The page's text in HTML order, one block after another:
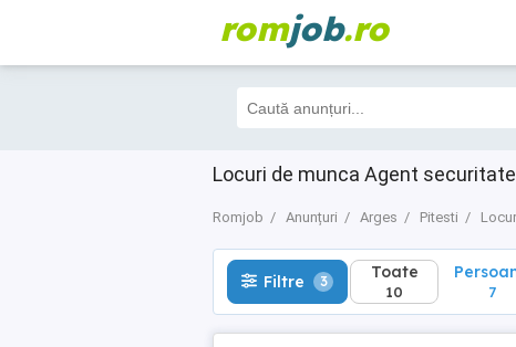
romjob.ro
Locuri de munca Agent
Romjob Anunțuri Arges Pitesti
Filtre 3 Toate
10
Filtre 3 Toate
10 7